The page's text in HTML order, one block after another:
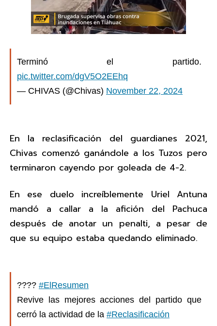
Terminó el partido.
pic.twitter.com/dgV5O2EEhq
— CHIVAS (@Chivas) November 22, 2024
En la reclasificación del guardianes 2021,
Chivas comenzó ganándole a los Tuzos pero
terminaron cayendo por goleada de 4-2.
En ese duelo increíblemente Uriel Antuna
mandó a callar a la afición del Pachuca
después de anotar un penalti, a pesar de
que su equipo estaba quedando eliminado.
???? #ElResumen
Revive las mejores acciones del partido que
cerró la actividad de la #Reclasificación